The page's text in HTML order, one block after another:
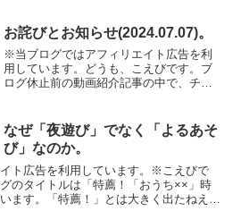
お詫びとお知らせ(2024.07.07)。
※当ブログではアフィリエイト広告を利
用しています。どうも、こえびです。ブ
ログ休止前の動画紹介記事の中で、チェ
ていた「【VR】脚は…好きですか？透き
通った色白美肌、これで...
なぜ「夜遊び」でなく「よるあそ
び」なのか。
ト広告を利用しています。※こえびで
のタイトルは「特薦！「おうち××」時
ます。「特薦！」とは大きく出たねえ